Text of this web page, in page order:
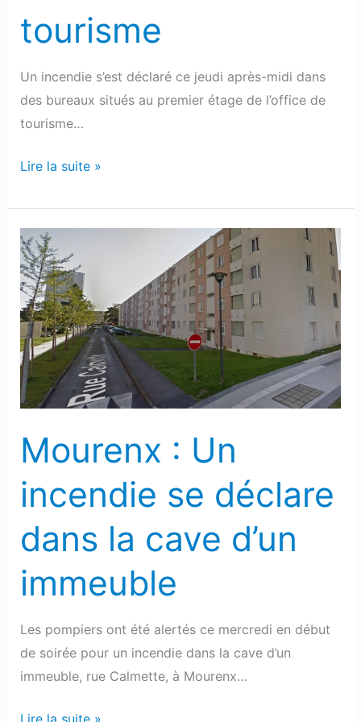
tourisme
Un incendie s’est déclaré ce jeudi après-midi dans
des bureaux situés au premier étage de l’office de
tourisme…
Lire la suite »
Mourenx : Un
incendie se déclare
dans la cave d’un
immeuble
Les pompiers ont été alertés ce mercredi en début
de soirée pour un incendie dans la cave d’un
immeuble, rue Calmette, à Mourenx…
Mourenx
:
Un
incendie
se
déclare
dans
la
d’un
Lire la suite »